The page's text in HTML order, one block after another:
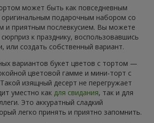
может быть как повседневным
оригинальным подарочным набором со
и приятным послевкусием. Вы можете
к празднику, воспользовавшись
или создать собственный вариант.
вариантов букет цветов с тортом —
цветовой гамме и мини-торт с
изящный десерт не перегружает
уместно как для свидания, так и для
Это аккуратный сладкий
легко принять и приятно запомнить.